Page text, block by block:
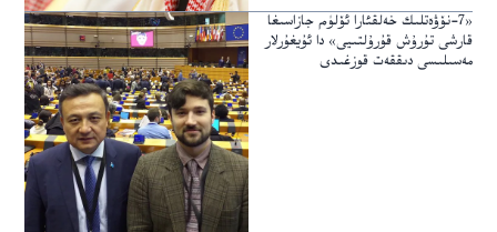
«7-نۆۋەتلىك خەلقئارا ئۆلۈم جازاسىغا
قارشى تۇرۇش قۇرۇلتىيى» دا ئۇيغۇرلار
مەسىلىسى دىققەت قوزغىدى